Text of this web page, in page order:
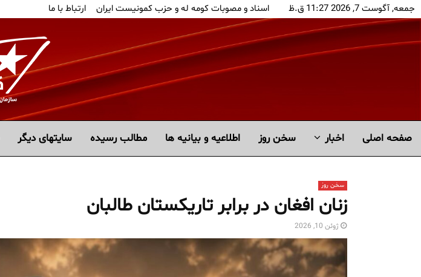
جمعه, آگوست 7, 2026 11:27 ق.ظ اسناد و مصوبات کومه له و حزب کمونیست ایران ارتباط با ما
صفحه اصلی اخبار سخن روز اطلاعیه و بیانیه ها مطالب رسیده سايتهاى ديگر
سخن روز
زنان افغان در برابر تاریکستان طالبان
ژوئن 10, 2026